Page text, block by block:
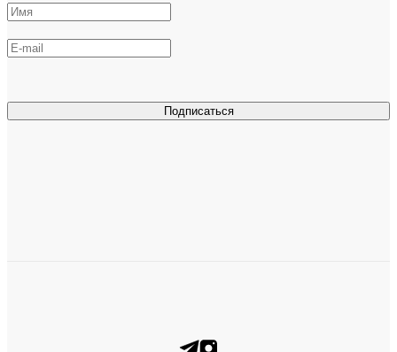
Подписаться